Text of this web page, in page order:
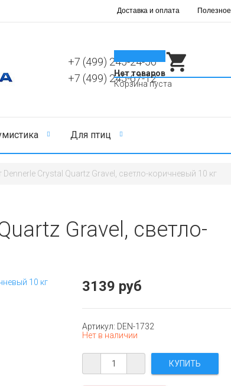
Доставка и оплата Полезное
+7 (499) 245-24-56
+7 (499) 245-67-12
0
Нет товаров
Корзина пуста
Для птиц
Dennerle Crystal Quartz Gravel, светло-коричневый 10 кг
Gravel, светло-
3139 руб
Артикул: DEN-1732
Нет в наличии